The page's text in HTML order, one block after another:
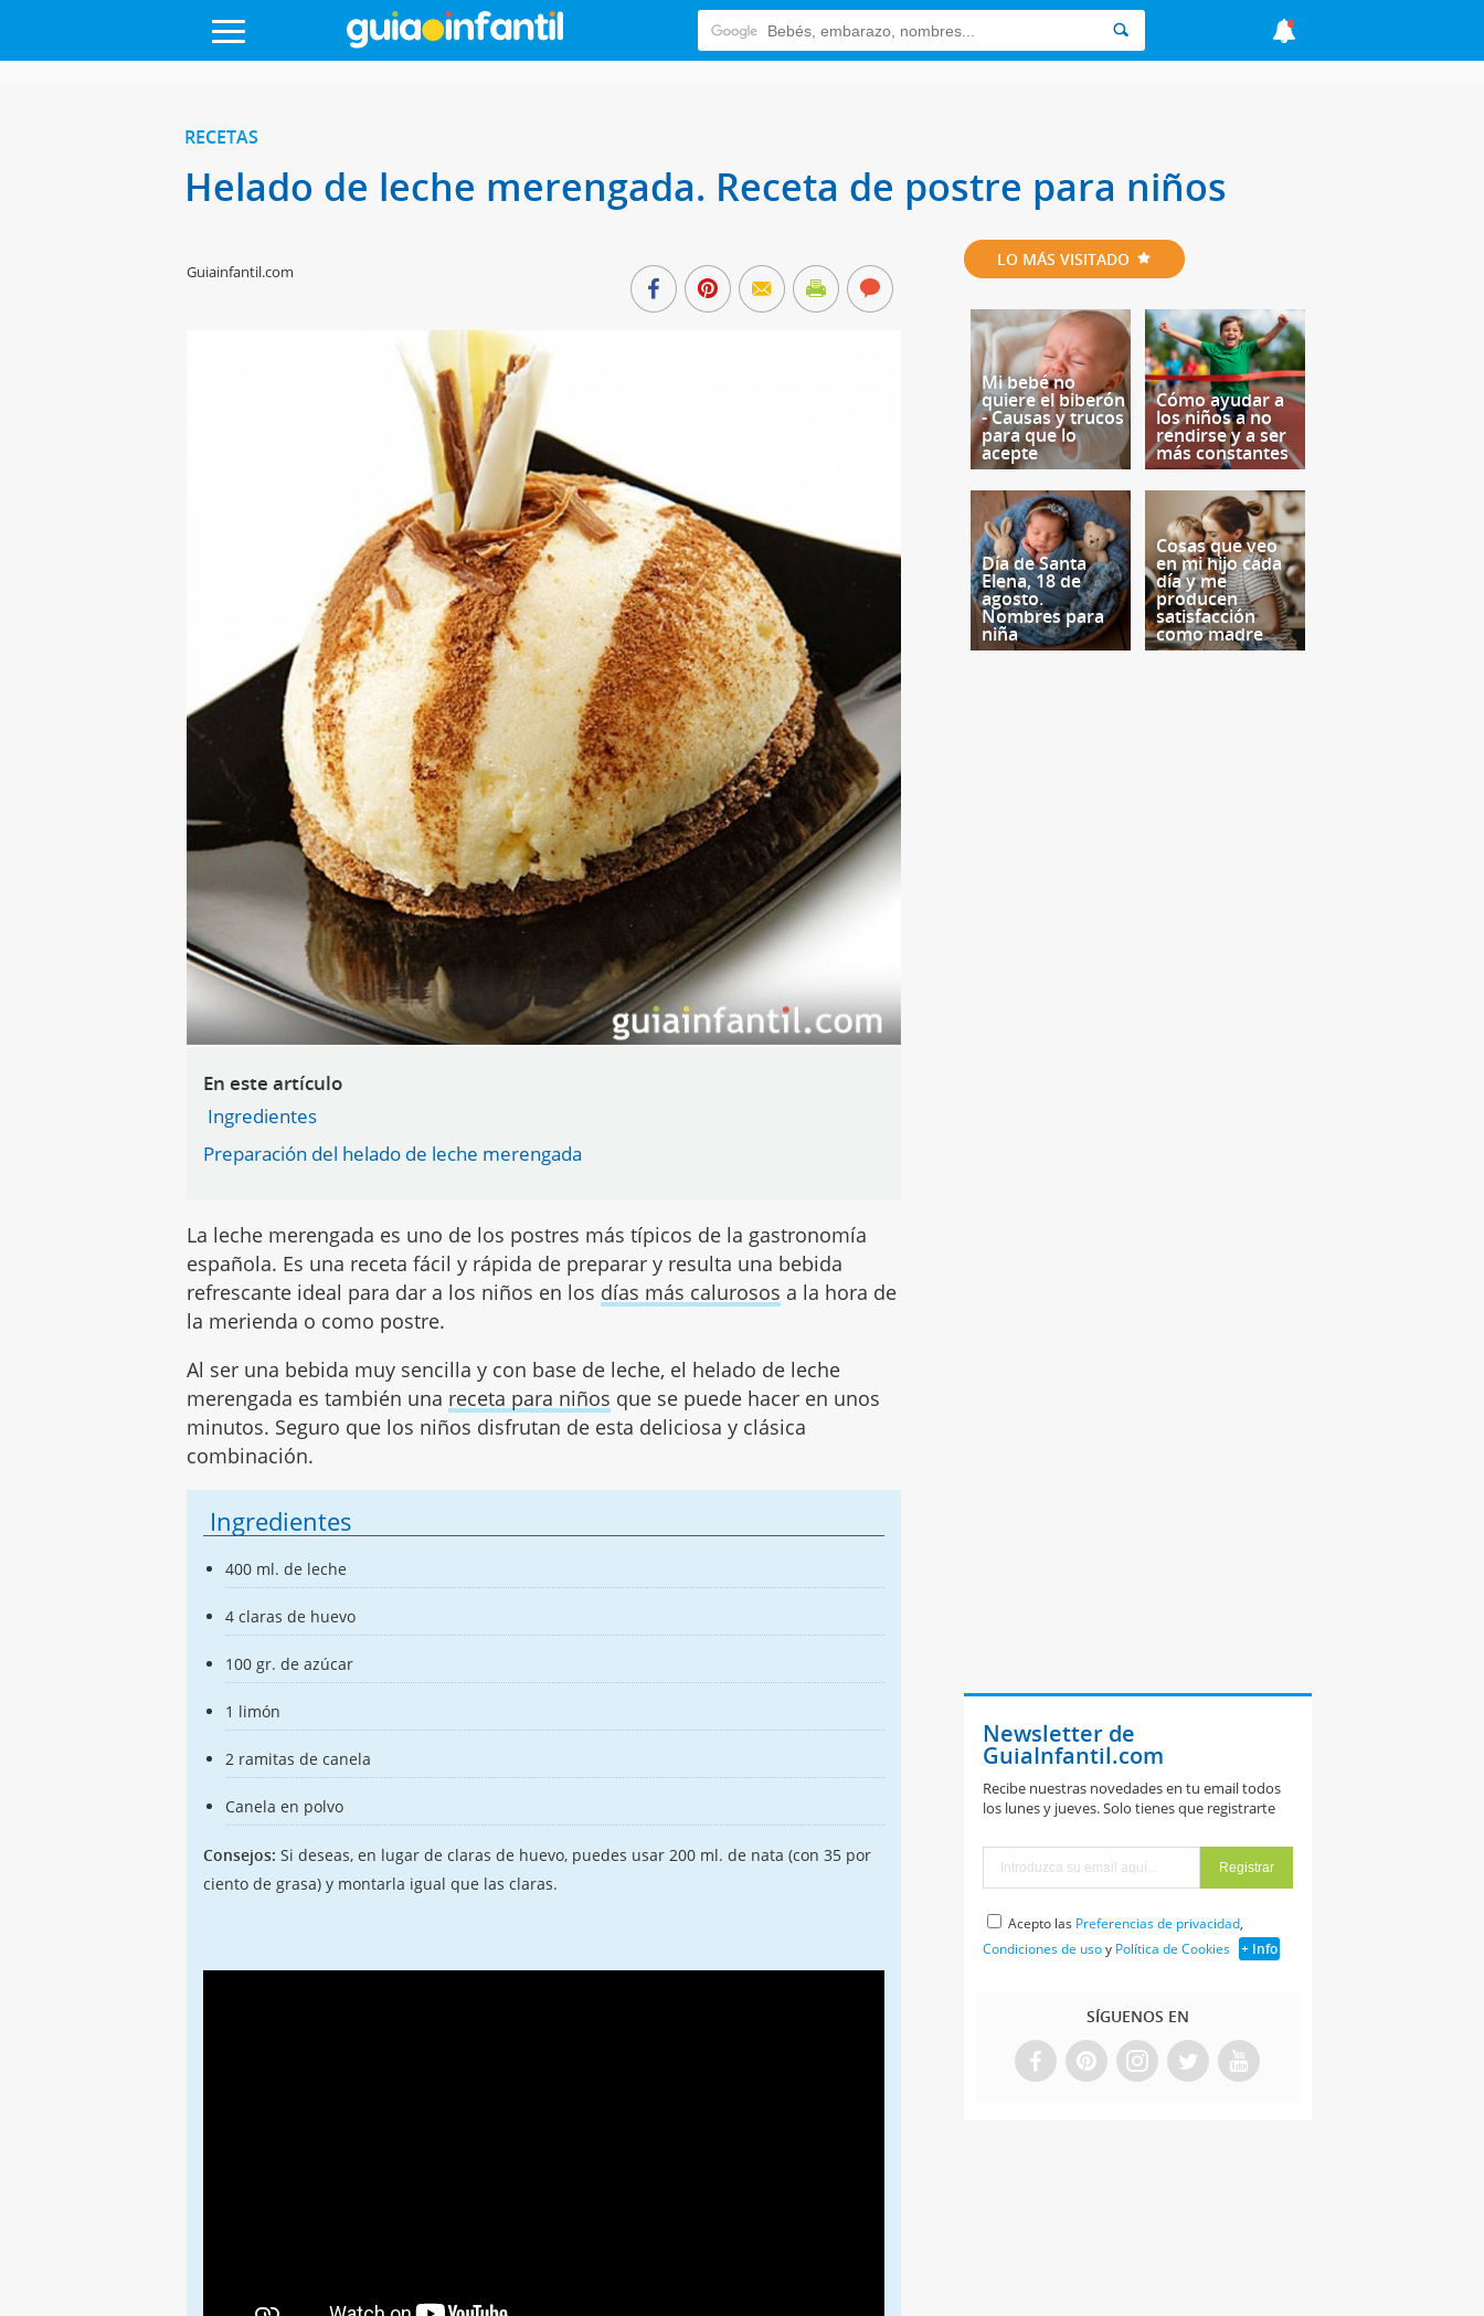
RECETAS
Helado de leche merengada. Receta de postre para niños
Guiainfantil.com
En este artículo
Ingredientes
Preparación del helado de leche merengada
La leche merengada es uno de los postres más típicos de la gastronomía
española. Es una receta fácil y rápida de preparar y resulta una bebida
refrescante ideal para dar a los niños en los días más calurosos a la hora de
la merienda o como postre.
Al ser una bebida muy sencilla y con base de leche, el helado de leche
merengada es también una receta para niños que se puede hacer en unos
minutos. Seguro que los niños disfrutan de esta deliciosa y clásica
combinación.
Ingredientes
400 ml. de leche
4 claras de huevo
100 gr. de azúcar
1 limón
2 ramitas de canela
Canela en polvo
Consejos: Si deseas, en lugar de claras de huevo, puedes usar 200 ml. de nata (con 35 por
ciento de grasa) y montarla igual que las claras.
LO MÁS VISITADO
Mi bebé no
quiere el biberón
- Causas y trucos
para que lo
acepte
Cómo ayudar a
los niños a no
rendirse y a ser
más constantes
Día de Santa
Elena, 18 de
agosto.
Nombres para
niña
Cosas que veo
en mi hijo cada
día y me
producen
satisfacción
como madre
Newsletter de
GuiaInfantil.com
Recibe nuestras novedades en tu email todos
los lunes y jueves. Solo tienes que registrarte
Acepto las Preferencias de privacidad,
Condiciones de usoy Política de Cookies + Info
SÍGUENOS EN